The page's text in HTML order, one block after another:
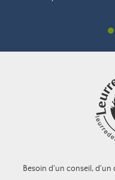
Besoin d'un conseil, d'un